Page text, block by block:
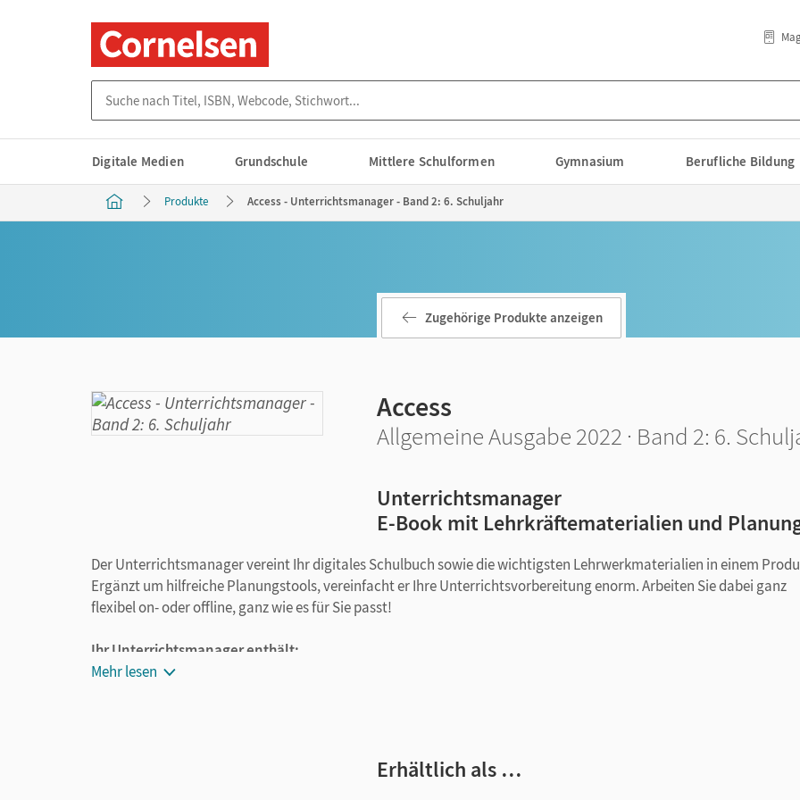
Digitale Medien Grundschule Mittlere Schulformen Gymnasium Berufliche Bildung
Produkte Access - Unterrichtsmanager - Band 2: 6. Schuljahr
Zugehörige Produkte anzeigen
Access
Allgemeine Ausgabe 2022 · Band 2: 6.
Unterrichtsmanager
E-Book mit Lehrkräftematerialien und
Der Unterrichtsmanager vereint Ihr digitales Schulbuch sowie die wichtigsten Lehrwerkmaterialien in einem
Ergänzt um hilfreiche Planungstools, vereinfacht er Ihre Unterrichtsvorbereitung enorm. Arbeiten Sie dabei ganz
flexibel on- oder offline, ganz wie es für Sie passt!
Ihr Unterrichtsmanager enthält:
Mehr lesen
Erhältlich als …